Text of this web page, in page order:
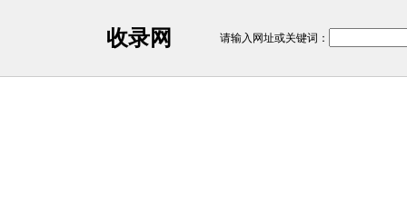
收录网 请输入网址或关键词：